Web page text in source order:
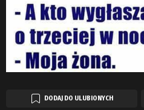
DODAJ DO ULUBIONYCH